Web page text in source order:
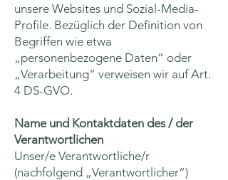
unsere Websites und Sozial-Media-
Profile. Bezüglich der Definition von
Begriffen wie etwa
„personenbezogene Daten“ oder
„Verarbeitung“ verweisen wir auf Art.
4 DS-GVO.
Name und Kontaktdaten des / der
Verantwortlichen
Unser/e Verantwortliche/r
(nachfolgend „Verantwortlicher“)